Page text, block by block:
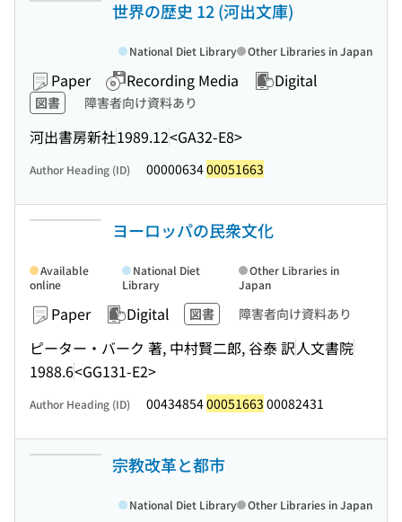
世界の歴史 12 (河出文庫)
Paper Recording Media Digital
図書 障害者向け資料あり
河出書房新社1989.12<GA32-E8>
National Diet Library Other Libraries in Japan
Author Heading (ID) 0000063400051663
ヨーロッパの民衆文化
Paper Digital 図書 障害者向け資料あり
ピーター・バーク 著, 中村賢二郎, 谷泰 訳人文書院
1988.6<GG131-E2>
Available
online
National Diet
Library
Other Libraries in
Japan
Author Heading (ID) 0043485400051663 00082431
宗教改革と都市
National Diet Library Other Libraries in Japan